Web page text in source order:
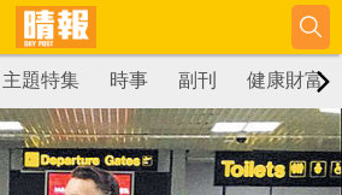
主題特集 時事 副刊 健康財富